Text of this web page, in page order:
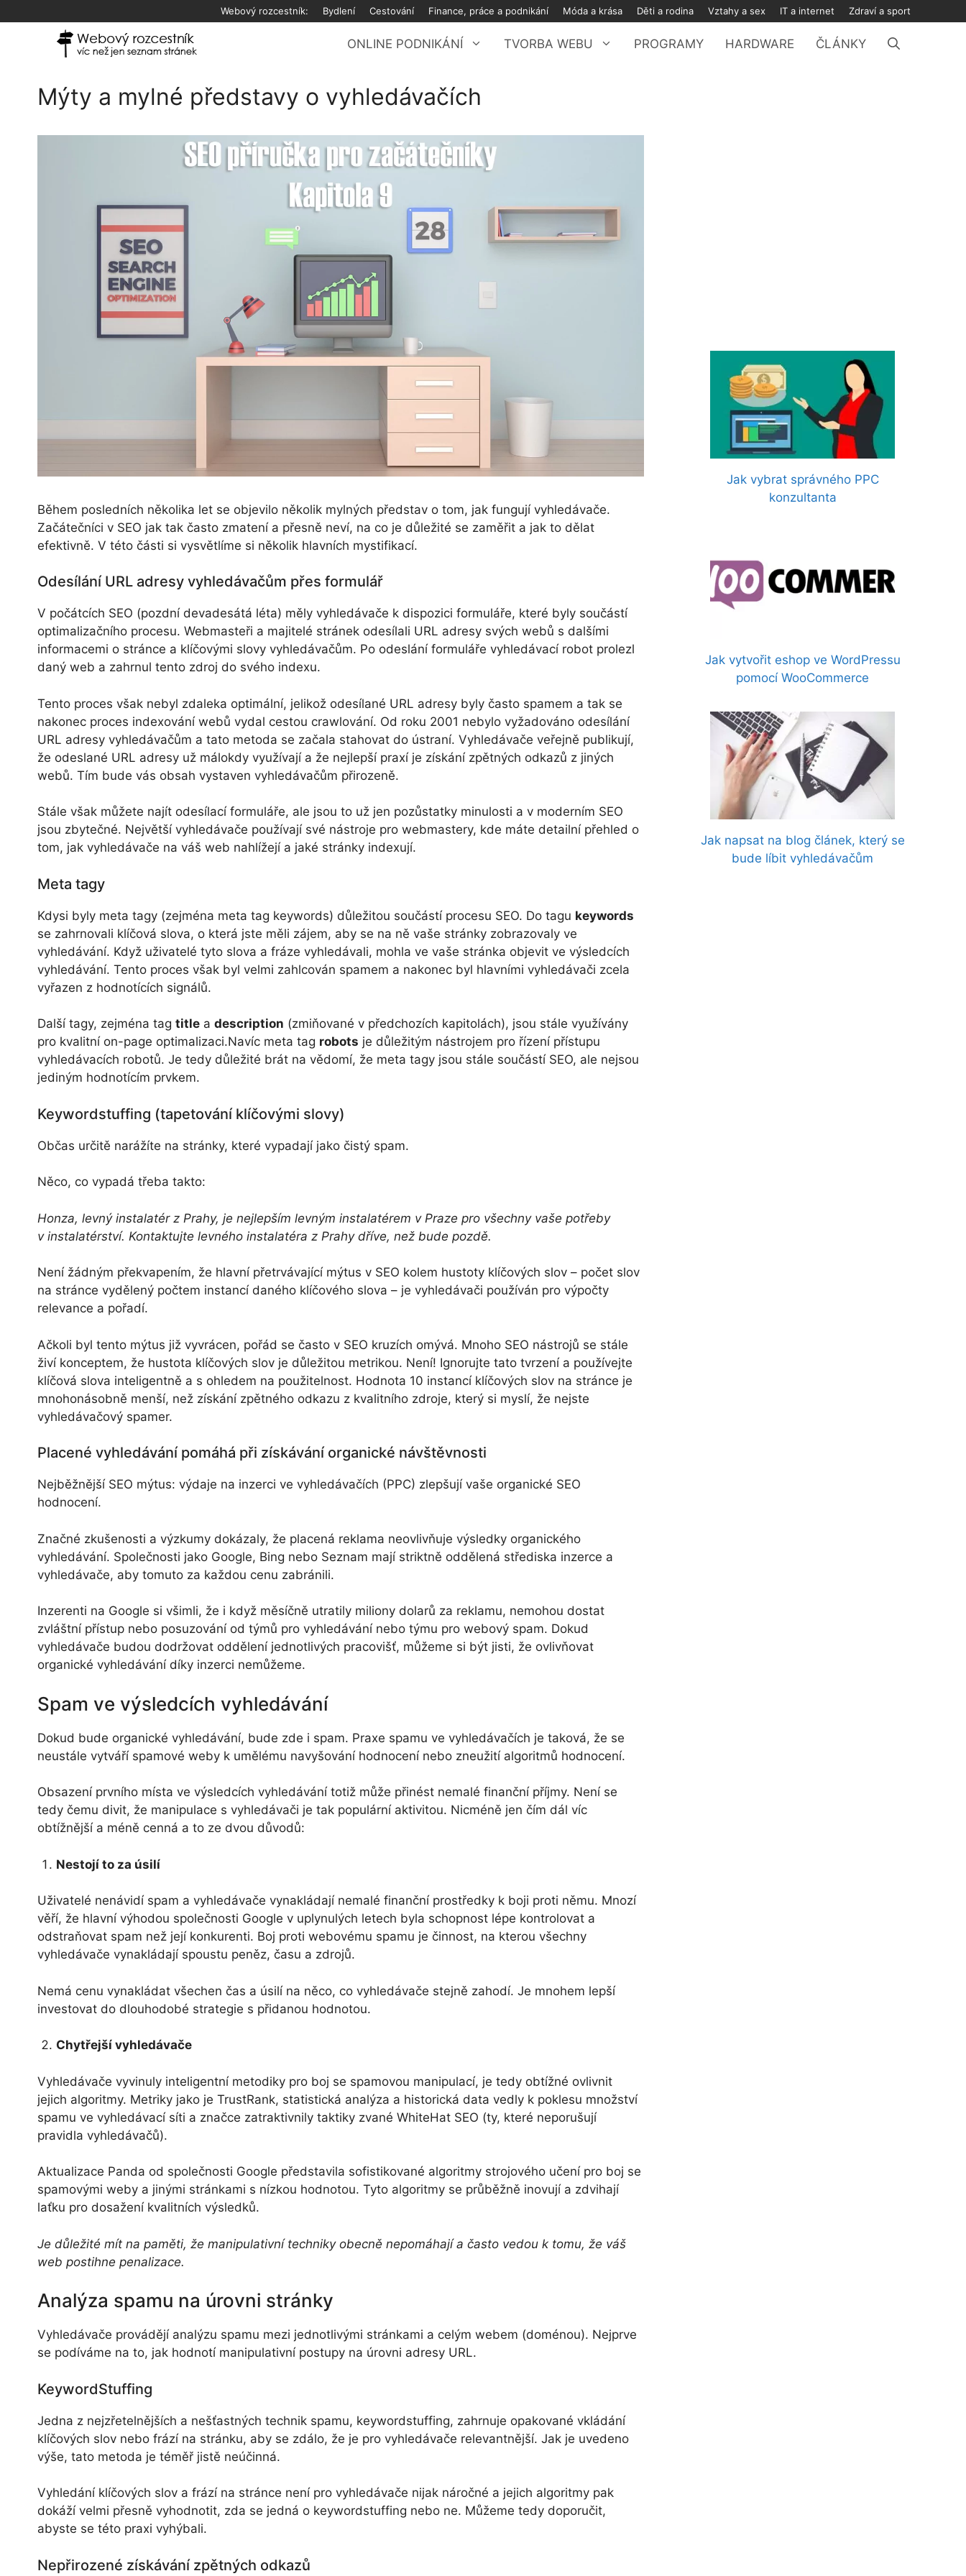
na
Webový rozcestník: Bydlení Cestování Finance, práce a podnikání Móda a krása Děti a rodina Vztahy a sex IT a internet Zdraví a sport
ONLINE PODNIKÁNÍ TVORBA WEBU PROGRAMY HARDWARE ČLÁNKY
Mýty a mylné představy o vyhledávačích
Během posledních několika let se objevilo několik mylných představ o tom, jak fungují vyhledávače.
Začátečníci v SEO jak tak často zmatení a přesně neví, na co je důležité se zaměřit a jak to dělat
efektivně. V této části si vysvětlíme si několik hlavních mystifikací.
Odesílání URL adresy vyhledávačům přes formulář
V počátcích SEO (pozdní devadesátá léta) měly vyhledávače k dispozici formuláře, které byly součástí
optimalizačního procesu. Webmasteři a majitelé stránek odesílali URL adresy svých webů s dalšími
informacemi o stránce a klíčovými slovy vyhledávačům. Po odeslání formuláře vyhledávací robot prolezl
daný web a zahrnul tento zdroj do svého indexu.
Tento proces však nebyl zdaleka optimální, jelikož odesílané URL adresy byly často spamem a tak se
nakonec proces indexování webů vydal cestou crawlování. Od roku 2001 nebylo vyžadováno odesílání
URL adresy vyhledávačům a tato metoda se začala stahovat do ústraní. Vyhledávače veřejně publikují,
že odeslané URL adresy už málokdy využívají a že nejlepší praxí je získání zpětných odkazů z jiných
webů. Tím bude vás obsah vystaven vyhledávačům přirozeně.
Stále však můžete najít odesílací formuláře, ale jsou to už jen pozůstatky minulosti a v moderním SEO
jsou zbytečné. Největší vyhledávače používají své nástroje pro webmastery, kde máte detailní přehled o
tom, jak vyhledávače na váš web nahlížejí a jaké stránky indexují.
Meta tagy
Kdysi byly meta tagy (zejména meta tag keywords) důležitou součástí procesu SEO. Do tagu keywords
se zahrnovali klíčová slova, o která jste měli zájem, aby se na ně vaše stránky zobrazovaly ve
vyhledávání. Když uživatelé tyto slova a fráze vyhledávali, mohla ve vaše stránka objevit ve výsledcích
vyhledávání. Tento proces však byl velmi zahlcován spamem a nakonec byl hlavními vyhledávači zcela
vyřazen z hodnotících signálů.
Další tagy, zejména tag title a description (zmiňované v předchozích kapitolách), jsou stále využívány
pro kvalitní on-page optimalizaci.Navíc meta tag robots je důležitým nástrojem pro řízení přístupu
vyhledávacích robotů. Je tedy důležité brát na vědomí, že meta tagy jsou stále součástí SEO, ale nejsou
jediným hodnotícím prvkem.
Keywordstuffing (tapetování klíčovými slovy)
Občas určitě narážíte na stránky, které vypadají jako čistý spam.
Něco, co vypadá třeba takto:
Honza, levný instalatér z Prahy, je nejlepším levným instalatérem v Praze pro všechny vaše potřeby
v instalatérství. Kontaktujte levného instalatéra z Prahy dříve, než bude pozdě.
Není žádným překvapením, že hlavní přetrvávající mýtus v SEO kolem hustoty klíčových slov – počet slov
na stránce vydělený počtem instancí daného klíčového slova – je vyhledávači používán pro výpočty
relevance a pořadí.
Ačkoli byl tento mýtus již vyvrácen, pořád se často v SEO kruzích omývá. Mnoho SEO nástrojů se stále
živí konceptem, že hustota klíčových slov je důležitou metrikou. Není! Ignorujte tato tvrzení a používejte
klíčová slova inteligentně a s ohledem na použitelnost. Hodnota 10 instancí klíčových slov na stránce je
mnohonásobně menší, než získání zpětného odkazu z kvalitního zdroje, který si myslí, že nejste
vyhledávačový spamer.
Placené vyhledávání pomáhá při získávání organické návštěvnosti
Nejběžnější SEO mýtus: výdaje na inzerci ve vyhledávačích (PPC) zlepšují vaše organické SEO
hodnocení.
Značné zkušenosti a výzkumy dokázaly, že placená reklama neovlivňuje výsledky organického
vyhledávání. Společnosti jako Google, Bing nebo Seznam mají striktně oddělená střediska inzerce a
vyhledávače, aby tomuto za každou cenu zabránili.
Inzerenti na Google si všimli, že i když měsíčně utratily miliony dolarů za reklamu, nemohou dostat
zvláštní přístup nebo posuzování od týmů pro vyhledávání nebo týmu pro webový spam. Dokud
vyhledávače budou dodržovat oddělení jednotlivých pracovišť, můžeme si být jisti, že ovlivňovat
organické vyhledávání díky inzerci nemůžeme.
Spam ve výsledcích vyhledávání
Dokud bude organické vyhledávání, bude zde i spam. Praxe spamu ve vyhledávačích je taková, že se
neustále vytváří spamové weby k umělému navyšování hodnocení nebo zneužití algoritmů hodnocení.
Obsazení prvního místa ve výsledcích vyhledávání totiž může přinést nemalé finanční příjmy. Není se
tedy čemu divit, že manipulace s vyhledávači je tak populární aktivitou. Nicméně jen čím dál víc
obtížnější a méně cenná a to ze dvou důvodů:
Nestojí to za úsilí
Uživatelé nenávidí spam a vyhledávače vynakládají nemalé finanční prostředky k boji proti němu. Mnozí
věří, že hlavní výhodou společnosti Google v uplynulých letech byla schopnost lépe kontrolovat a
odstraňovat spam než její konkurenti. Boj proti webovému spamu je činnost, na kterou všechny
vyhledávače vynakládají spoustu peněz, času a zdrojů.
Nemá cenu vynakládat všechen čas a úsilí na něco, co vyhledávače stejně zahodí. Je mnohem lepší
investovat do dlouhodobé strategie s přidanou hodnotou.
Chytřejší vyhledávače
Vyhledávače vyvinuly inteligentní metodiky pro boj se spamovou manipulací, je tedy obtížné ovlivnit
jejich algoritmy. Metriky jako je TrustRank, statistická analýza a historická data vedly k poklesu množství
spamu ve vyhledávací síti a značce zatraktivnily taktiky zvané WhiteHat SEO (ty, které neporušují
pravidla vyhledávačů).
Aktualizace Panda od společnosti Google představila sofistikované algoritmy strojového učení pro boj se
spamovými weby a jinými stránkami s nízkou hodnotou. Tyto algoritmy se průběžně inovují a zdvihají
laťku pro dosažení kvalitních výsledků.
Je důležité mít na paměti, že manipulativní techniky obecně nepomáhají a často vedou k tomu, že váš
web postihne penalizace.
Analýza spamu na úrovni stránky
Vyhledávače provádějí analýzu spamu mezi jednotlivými stránkami a celým webem (doménou). Nejprve
se podíváme na to, jak hodnotí manipulativní postupy na úrovni adresy URL.
KeywordStuffing
Jedna z nejzřetelnějších a nešťastných technik spamu, keywordstuffing, zahrnuje opakované vkládání
klíčových slov nebo frází na stránku, aby se zdálo, že je pro vyhledávače relevantnější. Jak je uvedeno
výše, tato metoda je téměř jistě neúčinná.
Vyhledání klíčových slov a frází na stránce není pro vyhledávače nijak náročné a jejich algoritmy pak
dokáží velmi přesně vyhodnotit, zda se jedná o keywordstuffing nebo ne. Můžeme tedy doporučit,
abyste se této praxi vyhýbali.
Nepřirozené získávání zpětných odkazů
Jak vybrat správného PPC
konzultanta
Jak vytvořit eshop ve WordPressu
pomocí WooCommerce
Jak napsat na blog článek, který se
bude líbit vyhledávačům